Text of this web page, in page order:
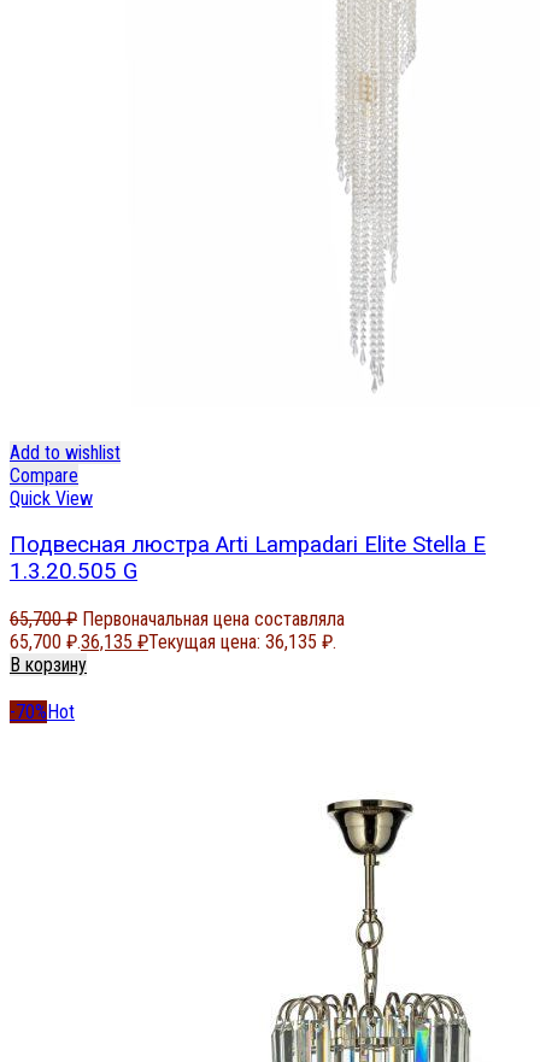
Add to wishlist
Compare
Quick View
Подвесная люстра Arti Lampadari Elite Stella E
1.3.20.505 G
65,700₽ Первоначальная цена составляла
65,700 ₽.36,135 ₽Текущая цена: 36,135 ₽.
В корзину
-70%Hot